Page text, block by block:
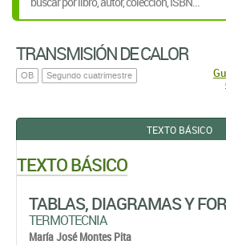
TRANSMISIÓN DE CALOR
OB Segundo cuatrimestre
TEXTO BÁSICO
TEXTO BÁSICO
TABLAS, DIAGRAMAS Y
TERMOTECNIA
María José Montes Pita